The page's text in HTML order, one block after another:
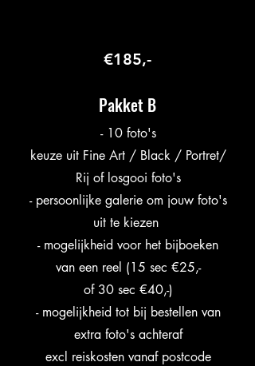
€185,-
Pakket B
- 10 foto's
keuze uit Fine Art / Black / Portret/
Rij of losgooi foto's
- persoonlijke galerie om jouw foto's
uit te kiezen
- mogelijkheid voor het bijboeken
van een reel (15 sec €25,-
of 30 sec €40,-)
- mogelijkheid tot bij bestellen van
extra foto's achteraf
excl reiskosten vanaf postcode